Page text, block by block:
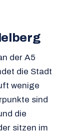
der A5
die Stadt
wenige
sind
die
sitzen im